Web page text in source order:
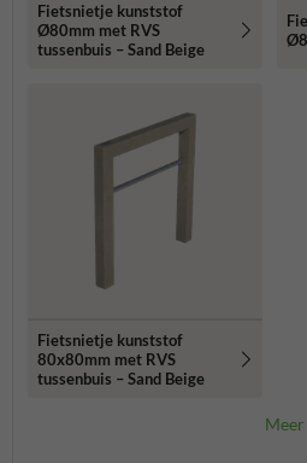
Fietsnietje kunststof
Ø80mm met RVS
tussenbuis – Sand Beige
Fietsnietje kunststof
80x80mm met RVS
tussenbuis – Sand Beige